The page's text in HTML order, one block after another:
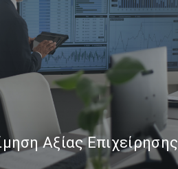
Αξίας Επιχείρησης